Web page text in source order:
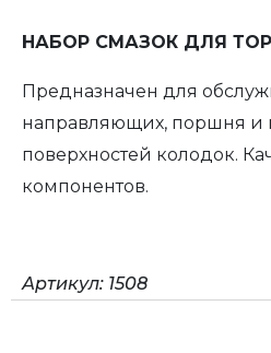
НАБОР СМАЗОК ДЛЯ
Предназначен для
направляющих, поршня и
поверхностей колодок.
компонентов.
Артикул: 1508